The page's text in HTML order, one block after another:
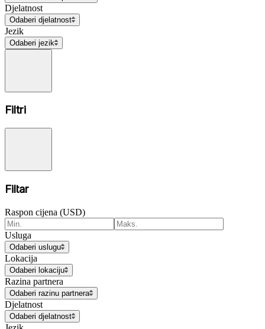
Djelatnost
Odaberi djelatnost
Jezik
Odaberi jezik
Filtri
Filtar
Raspon cijena (USD)
Usluga
Odaberi uslugu
Lokacija
Odaberi lokaciju
Razina partnera
Odaberi razinu partnera
Djelatnost
Odaberi djelatnost